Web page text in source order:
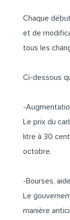
Chaque
et de
tous les
Ci-dessous
-
Le prix du
litre à 30
octobre.
-Bourses,
Le
manière